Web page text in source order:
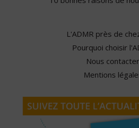
L'ADMR près de
Pourquoi choisir
Nous contacter
Mentions